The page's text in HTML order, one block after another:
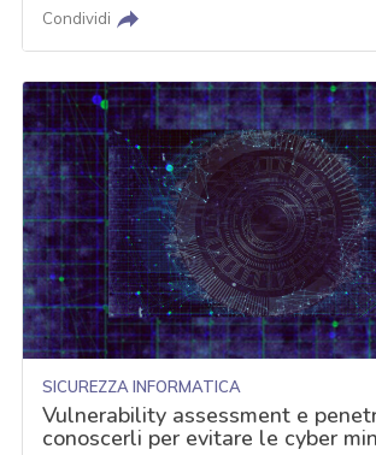
Condividi
SICUREZZA INFORMATICA
Vulnerability assessment e
conoscerli per evitare le cyber